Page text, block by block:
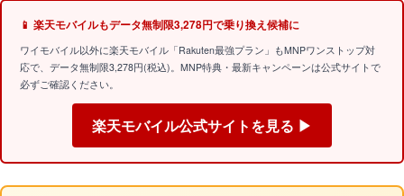
📱 楽天モバイルもデータ無制限3,278円で乗り換え候補に
ワイモバイル以外に楽天モバイル「Rakuten最強プラン」もMNPワンストップ対
応で、データ無制限3,278円(税込)。MNP特典・最新キャンペーンは公式サイトで
必ずご確認ください。
楽天モバイル公式サイトを見る ▶